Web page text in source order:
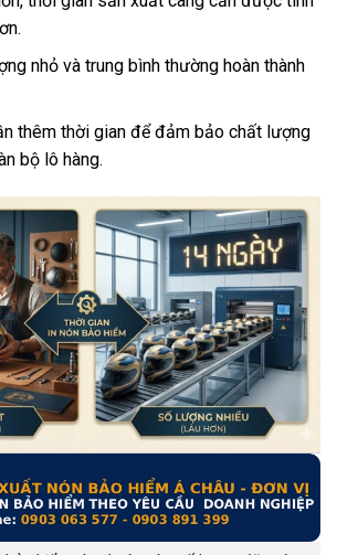
nhỏ và trung bình thường hoàn thành
thêm thời gian để đảm bảo chất lượng
bộ lô hàng.